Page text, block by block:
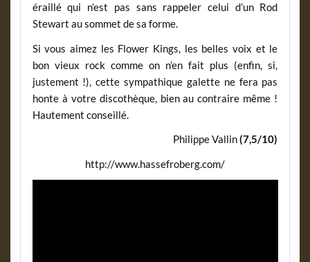
éraillé qui n’est pas sans rappeler celui d’un Rod
Stewart au sommet de sa forme.
Si vous aimez les Flower Kings, les belles voix et le
bon vieux rock comme on n’en fait plus (enfin, si,
justement !), cette sympathique galette ne fera pas
honte à votre discothèque, bien au contraire même !
Hautement conseillé.
Philippe Vallin(7,5/10)
http://www.hassefroberg.com/